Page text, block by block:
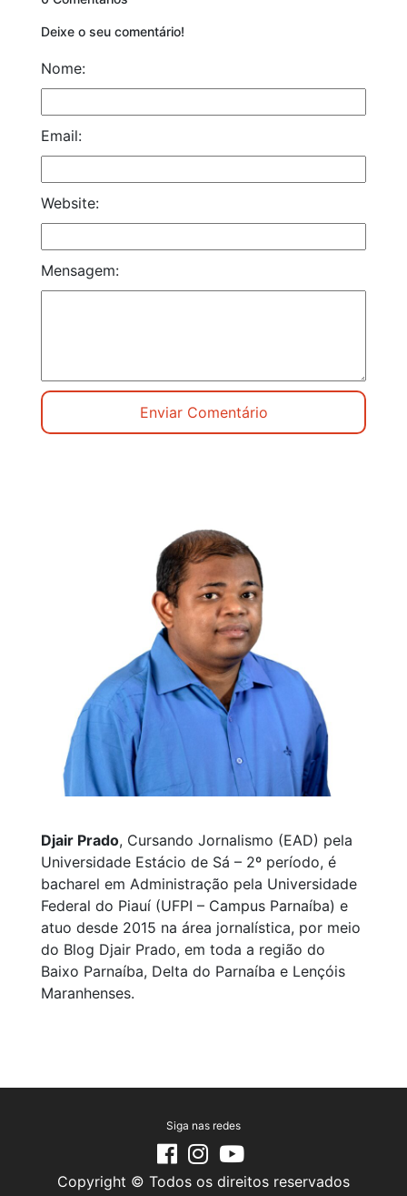
Deixe o seu comentário!
Nome:
Email:
Website:
Mensagem:
Djair Prado, Cursando Jornalismo (EAD) pela
Universidade Estácio de Sá – 2º período, é
bacharel em Administração pela Universidade
Federal do Piauí (UFPI – Campus Parnaíba) e
atuo desde 2015 na área jornalística, por meio
do Blog Djair Prado, em toda a região do
Baixo Parnaíba, Delta do Parnaíba e Lençóis
Maranhenses.
Siga nas redes
Copyright © Todos os direitos reservados